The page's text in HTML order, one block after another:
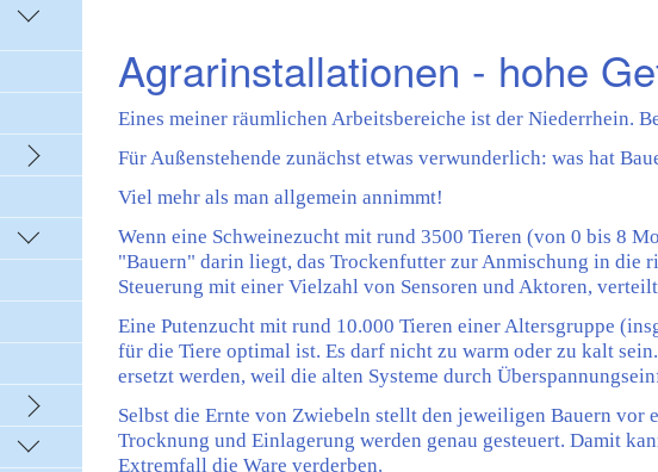
Agrarinstallationen - hohe
Eines meiner räumlichen Arbeitsbereiche ist der Niederrhein.
Für Außenstehende zunächst etwas verwunderlich: was hat
Viel mehr als man allgemein annimmt!
Wenn eine Schweinezucht mit rund 3500 Tieren (von 0 bis 8
"Bauern" darin liegt, das Trockenfutter zur Anmischung in die
Steuerung mit einer Vielzahl von Sensoren und Aktoren,
Eine Putenzucht mit rund 10.000 Tieren einer Altersgruppe
für die Tiere optimal ist. Es darf nicht zu warm oder zu kalt
ersetzt werden, weil die alten Systeme durch
Selbst die Ernte von Zwiebeln stellt den jeweiligen Bauern
Trocknung und Einlagerung werden genau gesteuert. Damit
Extremfall die Ware verderben.